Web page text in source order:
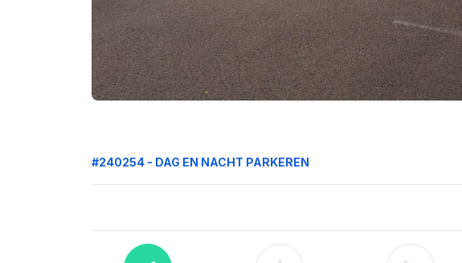
#240254 - DAG EN NACHT PARKEREN